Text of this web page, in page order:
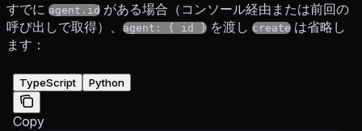
すでに agent.id がある場合（コンソール経由または前回の
呼び出しで取得）、
agent: { id } を渡し create は省略し
ます：
TypeScript Python
Copy